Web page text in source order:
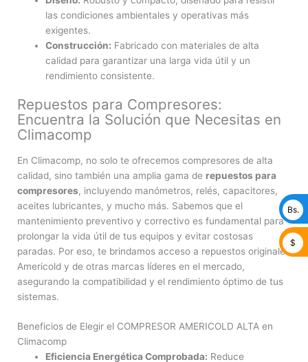
las condiciones ambientales y operativas más
exigentes.
Construcción: Fabricado con materiales de alta
calidad para garantizar una larga vida útil y un
rendimiento consistente.
Repuestos para Compresores:
Encuentra la Solución que Necesitas en
Climacomp
En Climacomp, no solo te ofrecemos compresores de alta
calidad, sino también una amplia gama de repuestos para
compresores, incluyendo manómetros, relés, capacitores,
aceites lubricantes, y mucho más. Sabemos que el
mantenimiento preventivo y correctivo es fundamental para
prolongar la vida útil de tus equipos y evitar costosas
paradas. Por eso, te brindamos acceso a repuestos originales
Americold y de otras marcas líderes en el mercado,
asegurando la compatibilidad y el rendimiento óptimo de tus
sistemas.
Beneficios de Elegir el COMPRESOR AMERICOLD ALTA en
Climacomp
Eficiencia Energética Comprobada: Reduce
Bs.
$